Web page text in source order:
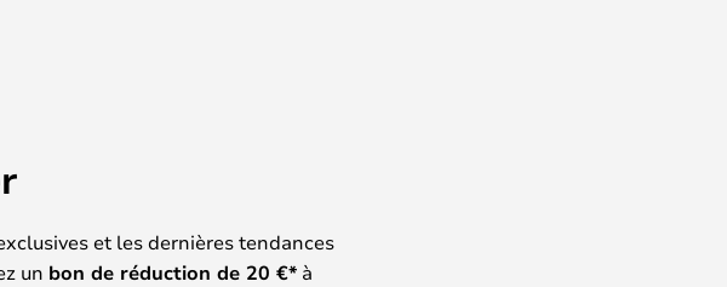
et les dernières tendances
un bon de réduction de 20 €* à